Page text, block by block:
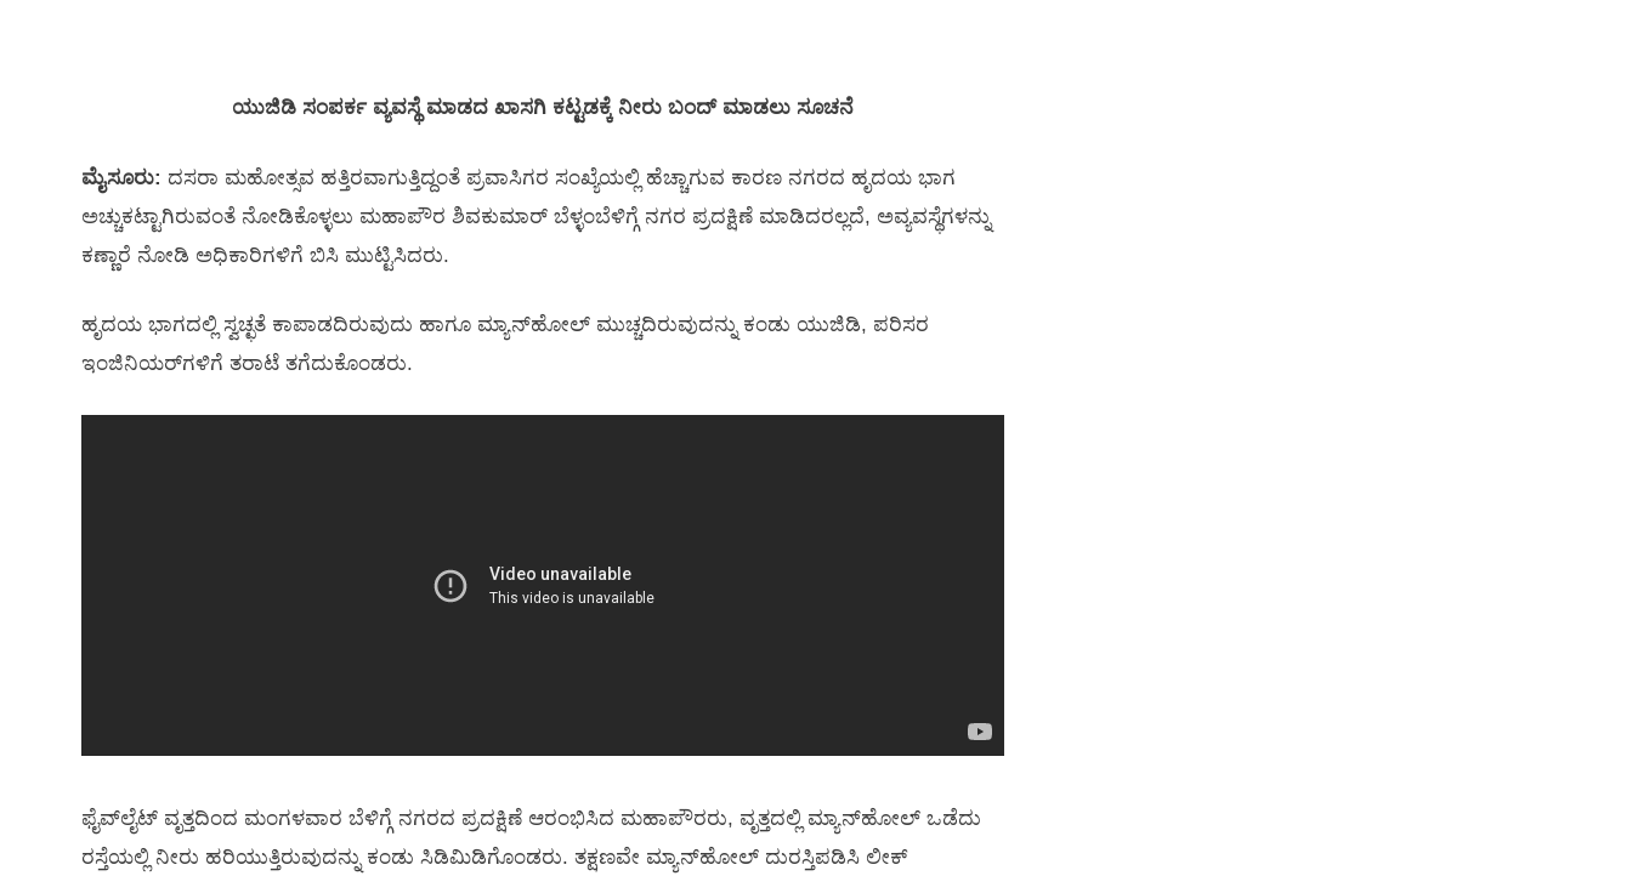
ಯುಜಿಡಿ ಸಂಪರ್ಕ ವ್ಯವಸ್ಥೆ ಮಾಡದ ಖಾಸಗಿ ಕಟ್ಟಡಕ್ಕೆ ನೀರು ಬಂದ್ ಮಾಡಲು ಸೂಚನೆ
ಮೈಸೂರು: ದಸರಾ ಮಹೋತ್ಸವ ಹತ್ತಿರವಾಗುತ್ತಿದ್ದಂತೆ ಪ್ರವಾಸಿಗರ ಸಂಖ್ಯೆಯಲ್ಲಿ ಹೆಚ್ಚಾಗುವ ಕಾರಣ ನಗರದ ಹೃದಯ ಭಾಗ
ಅಚ್ಚುಕಟ್ಟಾಗಿರುವಂತೆ ನೋಡಿಕೊಳ್ಳಲು ಮಹಾಪೌರ ಶಿವಕುಮಾರ್ ಬೆಳ್ಳಂಬೆಳಿಗ್ಗೆ ನಗರ ಪ್ರದಕ್ಷಿಣೆ ಮಾಡಿದರಲ್ಲದೆ, ಅವ್ಯವಸ್ಥೆಗಳನ್ನು
ಕಣ್ಣಾರೆ ನೋಡಿ ಅಧಿಕಾರಿಗಳಿಗೆ ಬಿಸಿ ಮುಟ್ಟಿಸಿದರು.
ಹೃದಯ ಭಾಗದಲ್ಲಿ ಸ್ವಚ್ಛತೆ ಕಾಪಾಡದಿರುವುದು ಹಾಗೂ ಮ್ಯಾನ್‌ಹೋಲ್ ಮುಚ್ಚದಿರುವುದನ್ನು ಕಂಡು ಯುಜಿಡಿ, ಪರಿಸರ
ಇಂಜಿನಿಯರ್‌ಗಳಿಗೆ ತರಾಟೆ ತಗೆದುಕೊಂಡರು.
ಫೈವ್‌ಲೈಟ್ ವೃತ್ತದಿಂದ ಮಂಗಳವಾರ ಬೆಳಿಗ್ಗೆ ನಗರದ ಪ್ರದಕ್ಷಿಣೆ ಆರಂಭಿಸಿದ ಮಹಾಪೌರರು, ವೃತ್ತದಲ್ಲಿ ಮ್ಯಾನ್‌ಹೋಲ್ ಒಡೆದು
ರಸ್ತೆಯಲ್ಲಿ ನೀರು ಹರಿಯುತ್ತಿರುವುದನ್ನು ಕಂಡು ಸಿಡಿಮಿಡಿಗೊಂಡರು. ತಕ್ಷಣವೇ ಮ್ಯಾನ್‌ಹೋಲ್ ದುರಸ್ತಿಪಡಿಸಿ ಲೀಕ್